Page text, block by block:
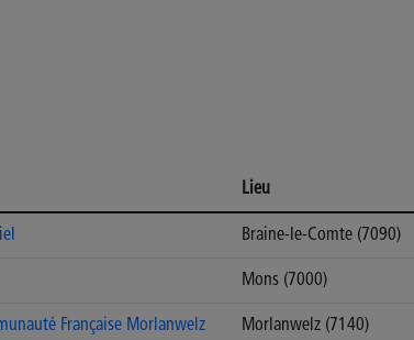
Lieu
Braine-le-Comte (7090)
Mons (7000)
Française Morlanwelz Morlanwelz (7140)